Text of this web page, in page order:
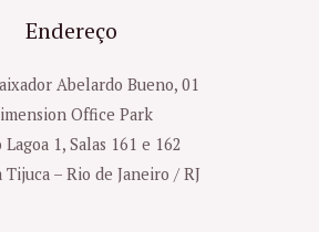
Endereço
Abelardo Bueno, 01
Office Park
1, Salas 161 e 162
Tijuca – Rio de Janeiro / RJ